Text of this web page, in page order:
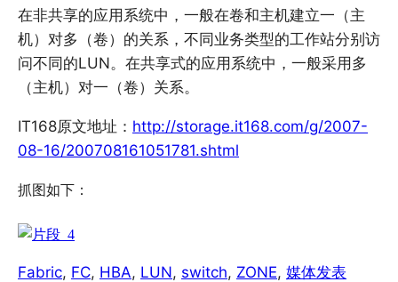
在非共享的应用系统中，一般在卷和主机建立一（主
机）对多（卷）的关系，不同业务类型的工作站分别访
问不同的LUN。在共享式的应用系统中，一般采用多
（主机）对一（卷）关系。
IT168原文地址： http://storage.it168.com/g/2007-
08-16/200708161051781.shtml
抓图如下：
Fabric, FC, HBA, LUN, switch, ZONE, 媒体发表